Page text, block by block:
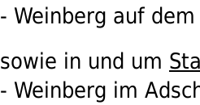
- Weinberg auf dem
sowie in und um
- Weinberg im